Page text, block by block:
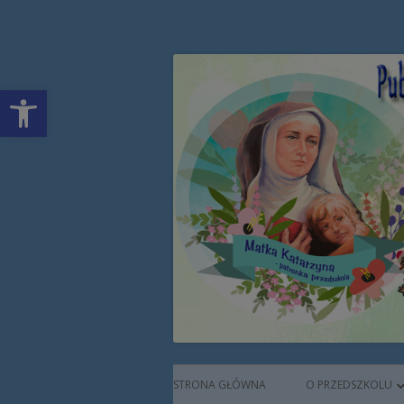
Open toolbar
Publiczne
Augustianek
Menu
STRONA GŁÓWNA O PRZEDSZKOLU